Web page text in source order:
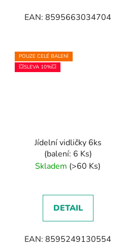
EAN: 8595663034704
POUZE CELÉ BALENÍ
💥SLEVA 10%💥
Jídelní vidličky 6ks
(balení: 6 Ks)
Skladem (>60 Ks)
DETAIL
EAN: 8595249130554